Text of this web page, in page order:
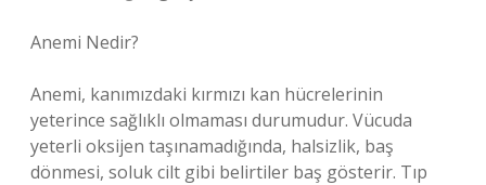
Anemi Nedir?
Anemi, kanımızdaki kırmızı kan hücrelerinin
yeterince sağlıklı olmaması durumudur. Vücuda
yeterli oksijen taşınamadığında, halsizlik, baş
dönmesi, soluk cilt gibi belirtiler baş gösterir. Tıp